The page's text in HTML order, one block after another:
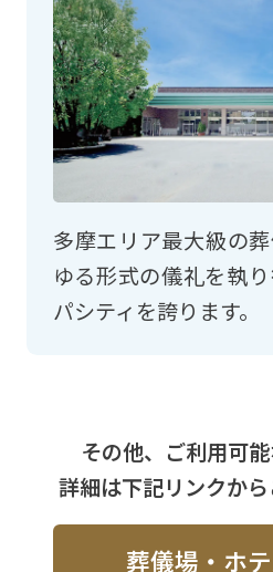
多摩エリア最大級の
ゆる形式の儀礼を執
パシティを誇ります。
その他、ご利用可
詳細は下記リンクか
葬儀場・ホ